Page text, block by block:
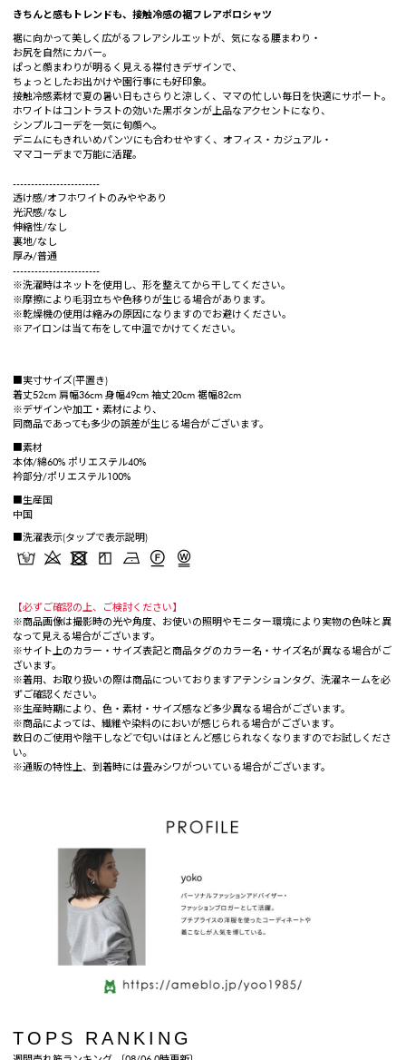
きちんと感もトレンドも、接触冷感の裾フレアポロシャツ
裾に向かって美しく広がるフレアシルエットが、気になる腰まわり・
お尻を自然にカバー。
ぱっと顔まわりが明るく見える襟付きデザインで、
ちょっとしたお出かけや園行事にも好印象。
接触冷感素材で夏の暑い日もさらりと涼しく、ママの忙しい毎日を快適にサポート。
ホワイトはコントラストの効いた黒ボタンが上品なアクセントになり、
シンプルコーデを一気に旬顔へ。
デニムにもきれいめパンツにも合わせやすく、オフィス・カジュアル・
ママコーデまで万能に活躍。
------------------------
透け感/オフホワイトのみややあり
光沢感/なし
伸縮性/なし
裏地/なし
厚み/普通
------------------------
※洗濯時はネットを使用し、形を整えてから干してください。
※摩擦により毛羽立ちや色移りが生じる場合があります。
※乾燥機の使用は縮みの原因になりますのでお避けください。
※アイロンは当て布をして中温でかけてください。
■実寸サイズ(平置き)
着丈52cm 肩幅36cm 身幅49cm 袖丈20cm 裾幅82cm
※デザインや加工・素材により、
同商品であっても多少の誤差が生じる場合がございます。
■素材
本体/綿60% ポリエステル40%
衿部分/ポリエステル100%
■生産国
中国
■洗濯表示(タップで表示説明)
【必ずご確認の上、ご検討ください】
※商品画像は撮影時の光や角度、お使いの照明やモニター環境により実物の色味と異
なって見える場合がございます。
※サイト上のカラー・サイズ表記と商品タグのカラー名・サイズ名が異なる場合がご
ざいます。
※着用、お取り扱いの際は商品についておりますアテンションタグ、洗濯ネームを必
ずご確認ください。
※生産時期により、色・素材・サイズ感など多少異なる場合がございます。
※商品によっては、繊維や染料のにおいが感じられる場合がございます。
数日のご使用や陰干しなどで匂いはほとんど感じられなくなりますのでお試しくださ
い。
※通販の特性上、到着時には畳みシワがついている場合がございます。
TOPS RANKING